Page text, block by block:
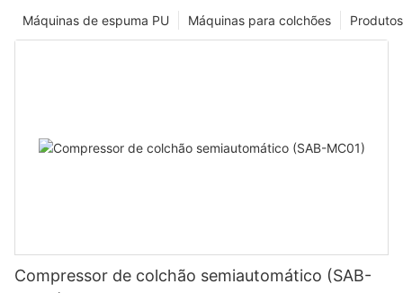
Produtos
Máquinas para colchões
Máquinas de espuma PU
Compressor de colchão semiautomático (SAB-